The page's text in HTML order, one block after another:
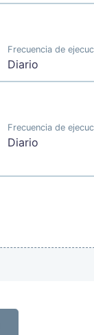
Frecuencia de
Diario
Frecuencia de
Diario